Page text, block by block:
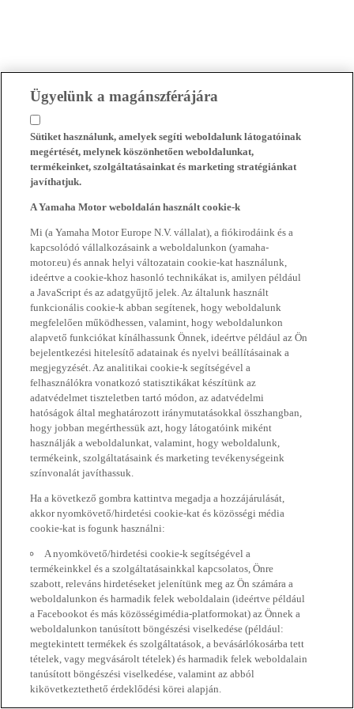
Ügyelünk a magánszférájára
Sütiket használunk, amelyek segíti weboldalunk látogatóinak
megértését, melynek köszönhetően weboldalunkat,
termékeinket, szolgáltatásainkat és marketing stratégiánkat
javíthatjuk.
A Yamaha Motor weboldalán használt cookie-k
Mi (a Yamaha Motor Europe N.V. vállalat), a fiókirodáink és a
kapcsolódó vállalkozásaink a weboldalunkon (yamaha-
motor.eu) és annak helyi változatain cookie-kat használunk,
ideértve a cookie-khoz hasonló technikákat is, amilyen például
a JavaScript és az adatgyűjtő jelek. Az általunk használt
funkcionális cookie-k abban segítenek, hogy weboldalunk
megfelelően működhessen, valamint, hogy weboldalunkon
alapvető funkciókat kínálhassunk Önnek, ideértve például az Ön
bejelentkezési hitelesítő adatainak és nyelvi beállításainak a
megjegyzését. Az analitikai cookie-k segítségével a
felhasználókra vonatkozó statisztikákat készítünk az
adatvédelmet tiszteletben tartó módon, az adatvédelmi
hatóságok által meghatározott iránymutatásokkal összhangban,
hogy jobban megérthessük azt, hogy látogatóink miként
használják a weboldalunkat, valamint, hogy weboldalunk,
termékeink, szolgáltatásaink és marketing tevékenységeink
színvonalát javíthassuk.
Ha a következő gombra kattintva megadja a hozzájárulását,
akkor nyomkövető/hirdetési cookie-kat és közösségi média
cookie-kat is fogunk használni:
A nyomkövető/hirdetési cookie-k segítségével a
termékeinkkel és a szolgáltatásainkkal kapcsolatos, Önre
szabott, releváns hirdetéseket jelenítünk meg az Ön számára a
weboldalunkon és harmadik felek weboldalain (ideértve például
a Facebookot és más közösségimédia-platformokat) az Önnek a
weboldalunkon tanúsított böngészési viselkedése (például:
megtekintett termékek és szolgáltatások, a bevásárlókosárba tett
tételek, vagy megvásárolt tételek) és harmadik felek weboldalain
tanúsított böngészési viselkedése, valamint az abból
kikövetkeztethető érdeklődési körei alapján.